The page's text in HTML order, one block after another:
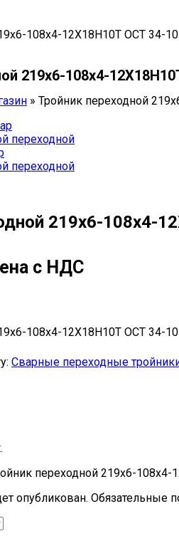
108х4-12Х18Н10Т ОСТ 34-
219х6-108х4-
» Тройник переходной
219х6-108х4-
с НДС
108х4-12Х18Н10Т ОСТ 34-
Сварные переходные
переходной 219х6-
опубликован. Обязательные